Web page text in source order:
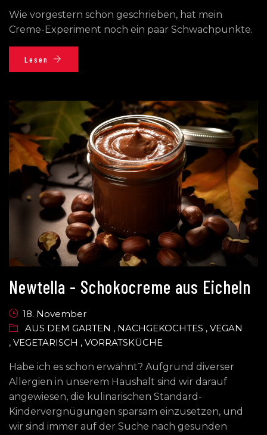
Wie vorgestern schon geschrieben, hat mein
Creme-Experiment noch ein paar Schwachpunkte.
Lesen
Newtella - Schokocreme aus Eicheln
18. November
AUS DEM GARTEN , NACHGEKOCHTES , VEGAN
, VEGETARISCH , VORRATSKÜCHE
Habe ich es schon erwähnt? Aufgrund diverser
Allergien in unserem Haushalt sind wir darauf
angewiesen, die kulinarischen Standard-
Kindervergnügungen sparsam einzusetzen, und
wir sind immer auf der Suche nach gesunden